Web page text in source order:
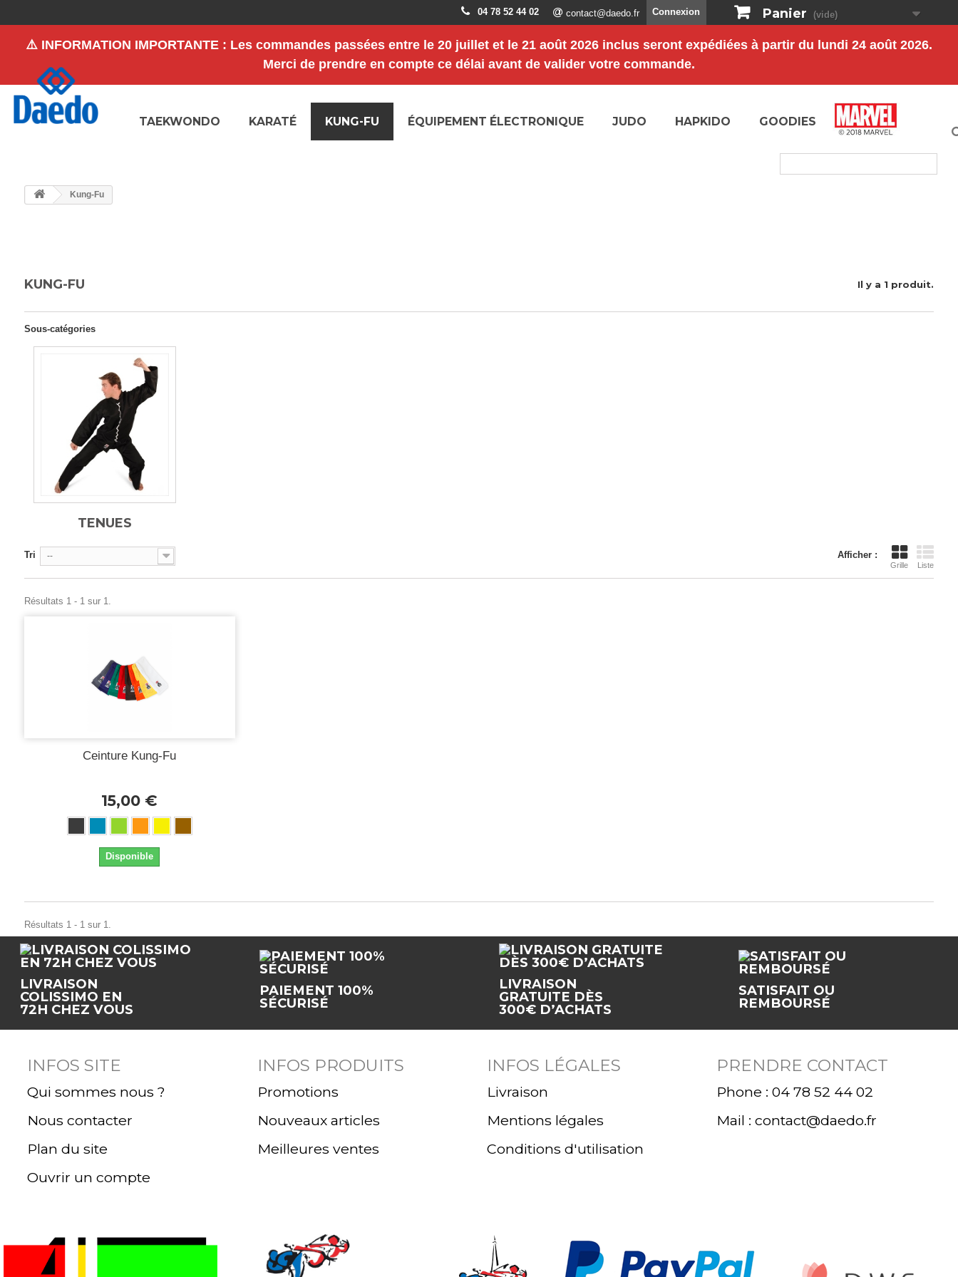
Panier (vide)
Connexion
contact@daedo.fr
04 78 52 44 02
⚠️ INFORMATION IMPORTANTE : Les commandes passées entre le 20 juillet et le 21 août 2026 inclus seront expédiées à partir du lundi 24 août 2026.
Merci de prendre en compte ce délai avant de valider votre commande.
TAEKWONDO KARATÉ KUNG-FU ÉQUIPEMENT ÉLECTRONIQUE JUDO HAPKIDO GOODIES
Kung-Fu
KUNG-FU Il y a 1 produit.
Sous-catégories
TENUES
Afficher :
Grille Liste
Tri --
Résultats 1 - 1 sur 1.
Ceinture Kung-Fu
15,00 €
Disponible
Résultats 1 - 1 sur 1.
LIVRAISON
COLISSIMO EN
72H CHEZ VOUS
PAIEMENT 100%
SÉCURISÉ
LIVRAISON
GRATUITE DÈS
300€ D’ACHATS
SATISFAIT OU
REMBOURSÉ
INFOS SITE
Qui sommes nous ?
Nous contacter
Plan du site
Ouvrir un compte
INFOS PRODUITS
Promotions
Nouveaux articles
Meilleures ventes
INFOS LÉGALES
Livraison
Mentions légales
Conditions d'utilisation
PRENDRE CONTACT
Phone : 04 78 52 44 02
Mail : contact@daedo.fr